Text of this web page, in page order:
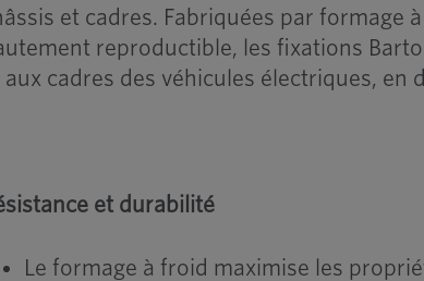
et cadres. Fabriquées par formage
reproductible, les fixations
aux cadres des véhicules électriques, en
et durabilité
Le formage à froid maximise les